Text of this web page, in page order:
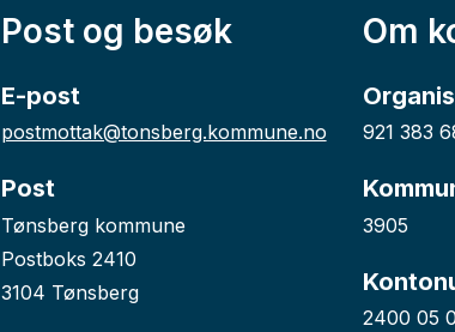
Post og besøk
E-post
postmottak@tonsberg.kommune.no
Post
Tønsberg kommune
Postboks 2410
3104 Tønsberg
Om
921 383
3905
2400 05